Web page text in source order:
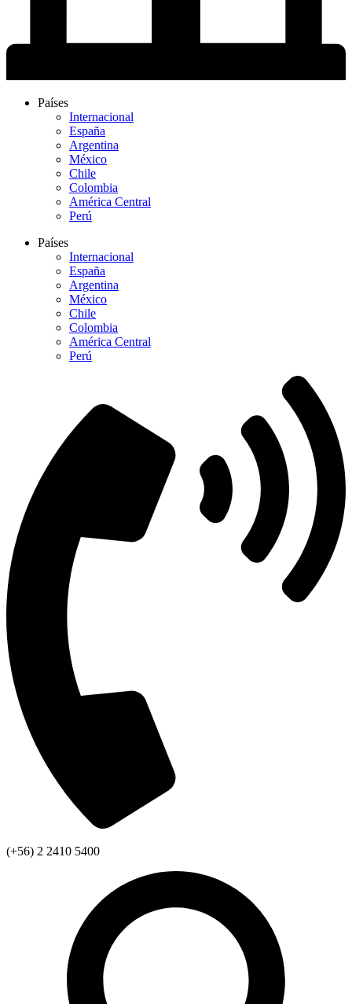
Países
Internacional
España
Argentina
México
Chile
Colombia
América Central
Perú
Países
Internacional
España
Argentina
México
Chile
Colombia
América Central
Perú
(+56) 2 2410 5400